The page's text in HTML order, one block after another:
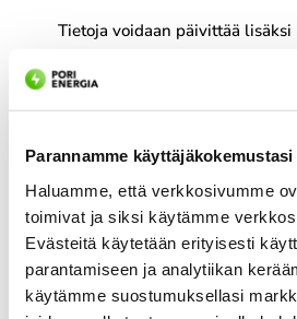
Parannamme
Haluamme, että verkkosivumme
toimivat ja siksi käytämme
Evästeitä käytetään erityisesti
parantamiseen ja analytiikan
käytämme suostumuksellasi
Tietoja voidaan päivittää
yhteistyökumppaneiden
sallimissa puitteissa.
7.